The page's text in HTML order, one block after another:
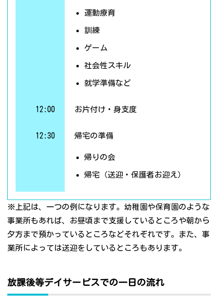
運動療育
訓練
ゲーム
社会性スキル
就学準備など
12:00 お片付け・身支度
12:30 帰宅の準備
帰りの会
帰宅（送迎・保護者お迎え）
※上記は、一つの例になります。幼稚園や保育園のような
事業所もあれば、お昼頃まで支援しているところや朝から
夕方まで預かっているところなどそれぞれです。また、事
業所によっては送迎をしているところもあります。
放課後等デイサービスでの一日の流れ